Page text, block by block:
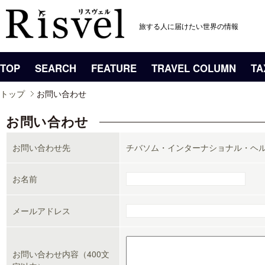
旅する人に届けたい世界の情報
TOP SEARCH FEATURE TRAVEL COLUMN
トップ お問い合わせ
お問い合わせ
お問い合わせ先 チバソム・インターナショナル・ヘ
お名前
メールアドレス
お問い合わせ内容（400文